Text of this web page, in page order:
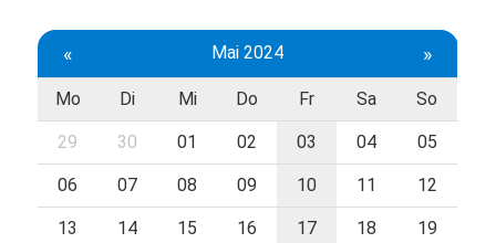
« Mai 2024 »
Mo Di Mi Do Fr Sa So
29 30 01 02 03 04 05
06 07 08 09 10 11 12
13 14 15 16 17 18 19